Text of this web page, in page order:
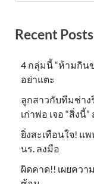
Recent Posts
4 กลุ่มนี้ “ห้ามกิน
อย่าแตะ
ลูกสาวกับทีมช่าง
เก่าพ่อ เจอ “สิ่ง
ยิ่งสะเทือนใจ! แ
นร. ลงมือ
ผิดคาด!! เผยควา